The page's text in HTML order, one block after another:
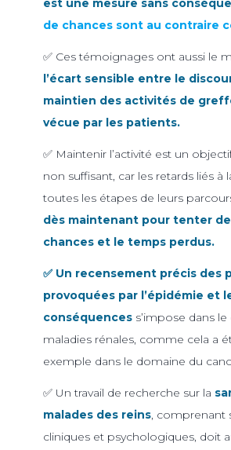
est une mesure sans
de chances sont au contraire
✅ Ces témoignages ont aussi le
l’écart sensible entre le
maintien des activités de
vécue par les patients.
✅ Maintenir l’activité est un
non suffisant, car les retards liés à
toutes les étapes de leurs
dès maintenant pour tenter
chances et le temps perdus.
✅ Un recensement précis des
provoquées par l’épidémie et
conséquences s’impose dans
maladies rénales, comme cela a
exemple dans le domaine du
✅ Un travail de recherche sur la
malades des reins, comprenant
cliniques et psychologiques, doit